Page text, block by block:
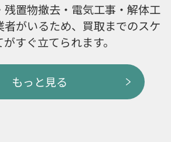
置物撤去・電気工事・解体工
がいるため、買取までのスケ
すぐ立てられます。
もっと見る